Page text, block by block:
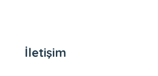
İletişim